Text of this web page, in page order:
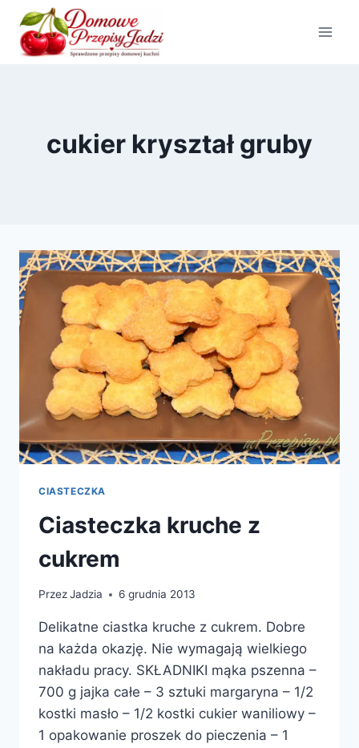
Przejdź
treści
cukier kryształ gruby
CIASTECZKA
Ciasteczka kruche z
cukrem
PrzezJadzia 6 grudnia 2013
Delikatne ciastka kruche z cukrem. Dobre
na każda okazję. Nie wymagają wielkiego
nakładu pracy. SKŁADNIKI mąka pszenna –
700 g jajka całe – 3 sztuki margaryna – 1/2
kostki masło – 1/2 kostki cukier waniliowy –
1 opakowanie proszek do pieczenia – 1